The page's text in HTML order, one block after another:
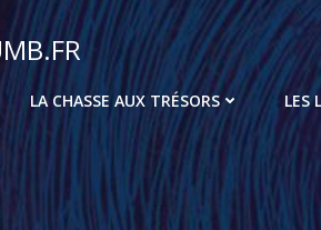
LA CHASSE AUX TRÉSORS LES